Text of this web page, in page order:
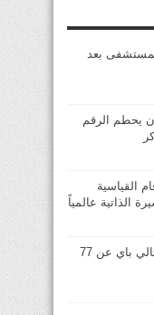
بعد
يحطم الرقم
القياسية
الذاتية عالمياً
وفاة الممثلة الفرنسية ناتالي باي عن 77